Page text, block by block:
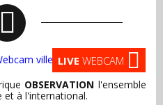
LIVE WEBCAM
OBSERVATION l'ensemble
et à l'international.